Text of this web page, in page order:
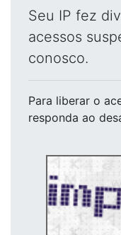
Seu IP fez
acessos
conosco.
Para liberar o
responda ao